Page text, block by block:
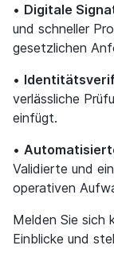
• Digitale
und schneller
gesetzlichen
•
verlässliche
einfügt.
•
Validierte und
operativen
Melden Sie sich
Einblicke und